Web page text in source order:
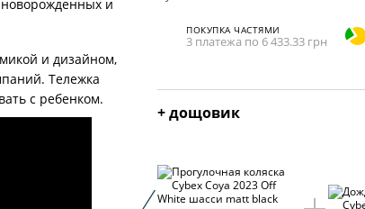
и дизайном,
Тележка
с ребенком.
ПОКУПКА ЧАСТЯМИ
3 платежа по 6 433.33 грн
+ дощовик